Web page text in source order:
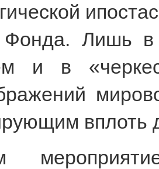
Фонда. Лишь
и в
вплоть